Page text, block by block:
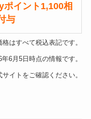
ポイント1,100相
与
格はすべて税込表記です。
年6月5日時点の情報です。
イトをご確認ください。